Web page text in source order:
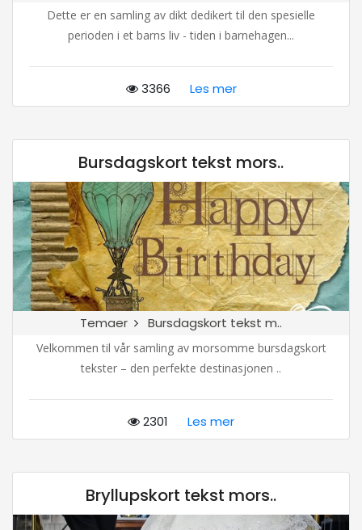
Dette er en samling av dikt dedikert til den spesielle
perioden i et barns liv - tiden i barnehagen...
3366 Les mer
Bursdagskort tekst mors..
Temaer Bursdagskort tekst m..
Velkommen til vår samling av morsomme bursdagskort
tekster – den perfekte destinasjonen ..
2301 Les mer
Bryllupskort tekst mors..